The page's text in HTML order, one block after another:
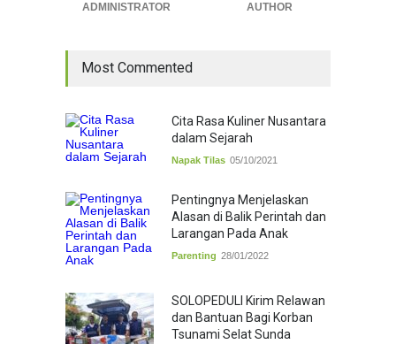
ADMINISTRATOR AUTHOR
Most Commented
Cita Rasa Kuliner Nusantara
dalam Sejarah
Napak Tilas 05/10/2021
Pentingnya Menjelaskan
Alasan di Balik Perintah dan
Larangan Pada Anak
Parenting 28/01/2022
SOLOPEDULI Kirim Relawan
dan Bantuan Bagi Korban
Tsunami Selat Sunda